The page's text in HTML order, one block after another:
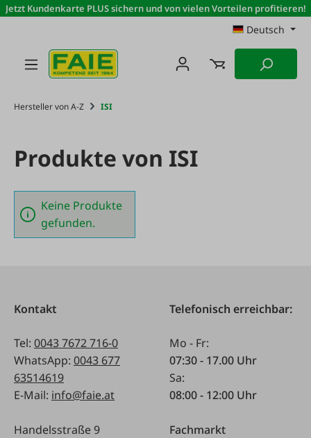
Zum Hauptinhalt springen
Jetzt Kundenkarte PLUS sichern und von vielen Vorteilen profitieren!
Deutsch
Hersteller von A-Z ISI
Produkte von ISI
Keine Produkte
gefunden.
Kontakt
Tel: 0043 7672 716-0
WhatsApp: 0043 677
63514619
E-Mail: info@faie.at
Handelsstraße 9
Telefonisch erreichbar:
Mo - Fr:
07:30 - 17.00 Uhr
Sa:
08:00 - 12:00 Uhr
Fachmarkt